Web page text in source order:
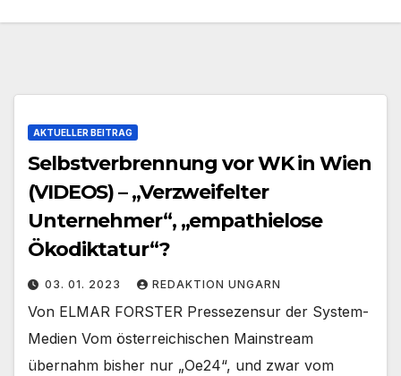
AKTUELLER BEITRAG
Selbstverbrennung vor WK in Wien
(VIDEOS) – „Verzweifelter
Unternehmer“, „empathielose
Ökodiktatur“?
03. 01. 2023 REDAKTION UNGARN
Von ELMAR FORSTER Pressezensur der System-
Medien Vom österreichischen Mainstream
übernahm bisher nur „Oe24“, und zwar vom